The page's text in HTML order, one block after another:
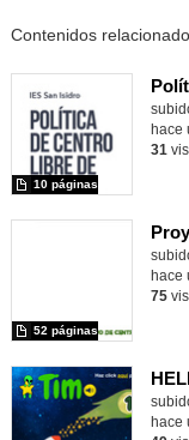
Contenidos
10 páginas
hace
31
52 páginas
hace
75
hace